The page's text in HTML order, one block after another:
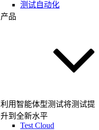
测试自动化
产品
利用智能体型测试将测试提
升到全新水平
Test Cloud